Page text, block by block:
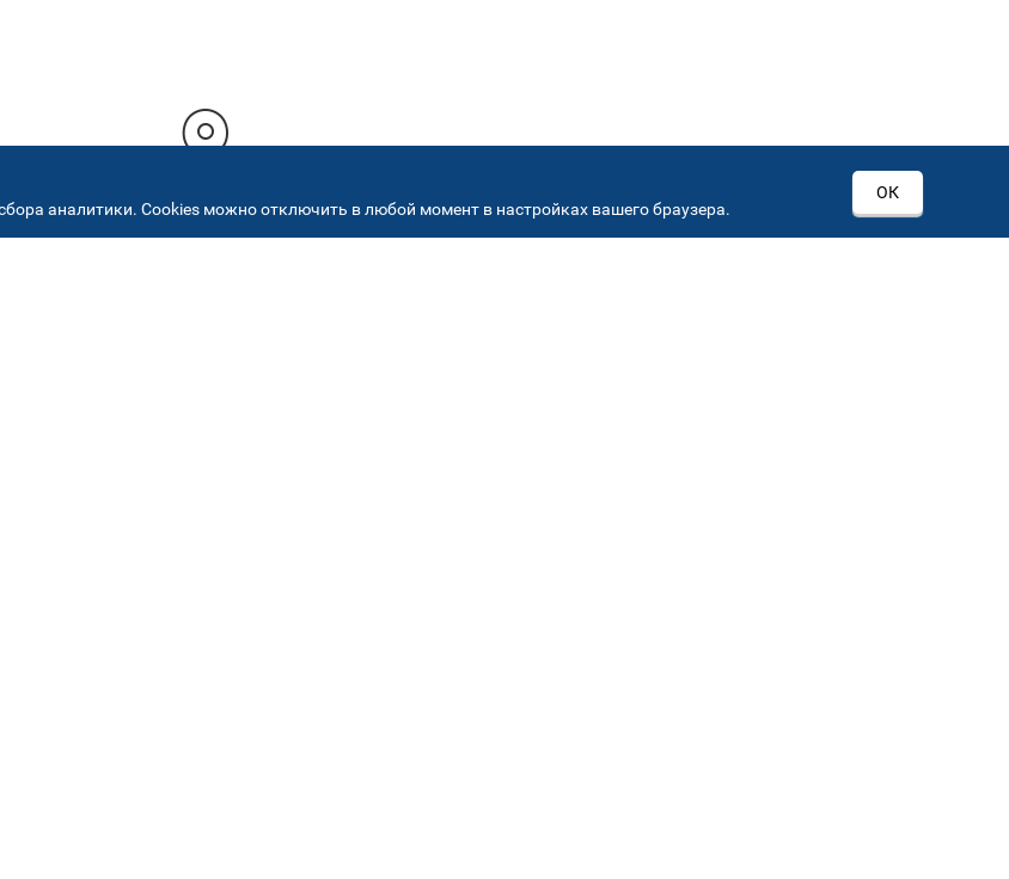
НАШИХ СЕРВИСНЫХ ЦЕНТРОВ
аналитики. Cookies можно отключить в любой момент в настройках вашего браузера.
ОК